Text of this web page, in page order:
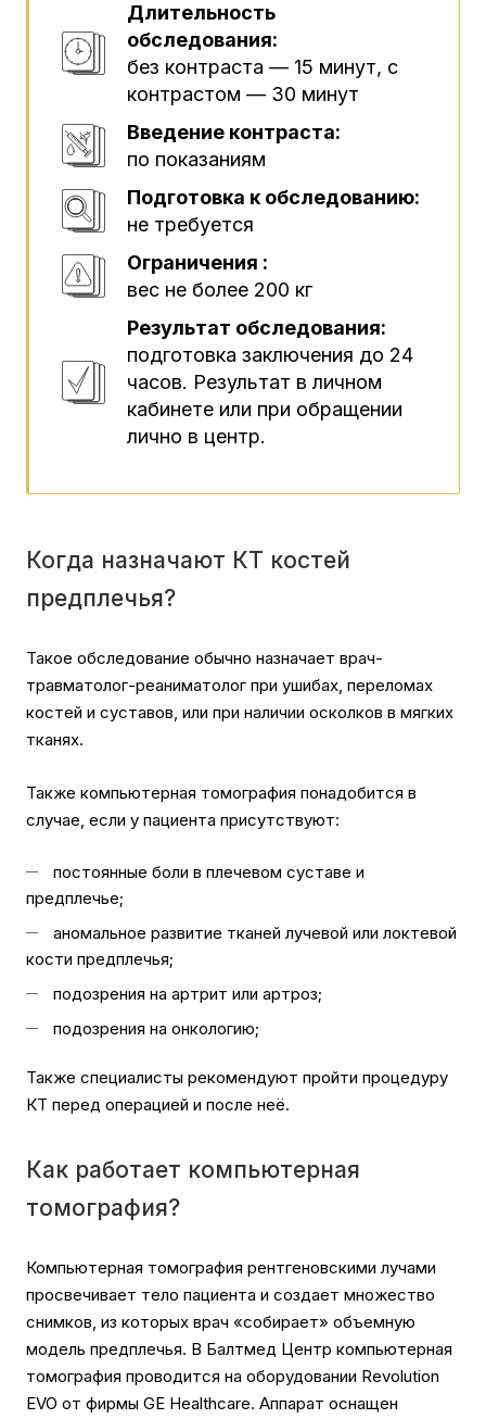
Длительность
обследования:
без контраста — 15 минут, с
контрастом — 30 минут
Введение контраста:
по показаниям
Подготовка к обследованию:
не требуется
Ограничения :
вес не более 200 кг
Результат обследования:
подготовка заключения до 24
часов. Результат в личном
кабинете или при обращении
лично в центр.
Когда назначают КТ костей
предплечья?
Такое обследование обычно назначает врач-
травматолог-реаниматолог при ушибах, переломах
костей и суставов, или при наличии осколков в мягких
тканях.
Также компьютерная томография понадобится в
случае, если у пациента присутствуют:
постоянные боли в плечевом суставе и
предплечье;
аномальное развитие тканей лучевой или локтевой
кости предплечья;
подозрения на артрит или артроз;
подозрения на онкологию;
Также специалисты рекомендуют пройти процедуру
КТ перед операцией и после неё.
Как работает компьютерная
томография?
Компьютерная томография рентгеновскими лучами
просвечивает тело пациента и создает множество
снимков, из которых врач «собирает» объемную
модель предплечья. В Балтмед Центр компьютерная
томография проводится на оборудовании Revolution
EVO от фирмы GE Healthcare. Аппарат оснащен